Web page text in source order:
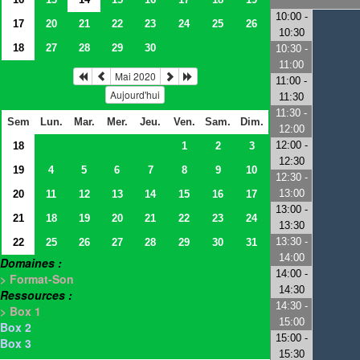
17
20 21 22 23 24 25
26
18
27 28 29 30
Mai 2020
Aujourd'hui
Sem Lun. Mar. Mer. Jeu. Ven. Sam.
Dim.
18
1 2
3
19
4 5 6 7 8 9
10
20
11 12 13 14 15 16
17
21
18 19 20 21 22 23
24
22
25 26 27 28 29 30 31
Domaines :
> Format-Son
Ressources :
> Box 1
Box 2
Box 3
10:00 -
10:30
10:30 -
11:00
11:00 -
11:30
11:30 -
12:00
12:00 -
12:30
12:30 -
13:00
13:00 -
13:30
13:30 -
14:00
14:00 -
14:30
14:30 -
15:00
15:00 -
15:30